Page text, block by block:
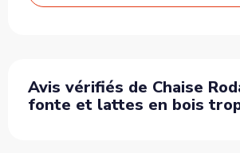
Avis vérifiés de Chaise
fonte et lattes en bois